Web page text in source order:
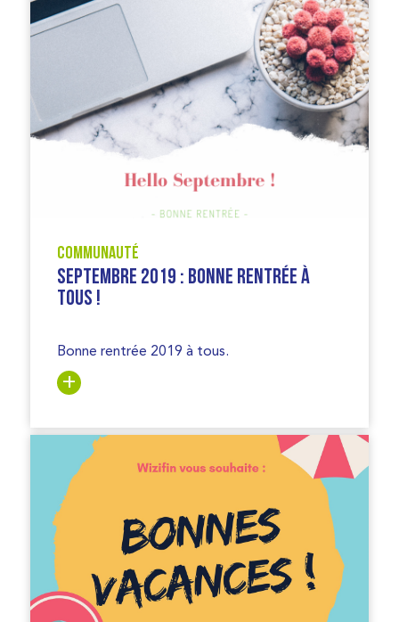
Communauté
Septembre 2019 : Bonne rentrée à
tous !
Bonne rentrée 2019 à tous.